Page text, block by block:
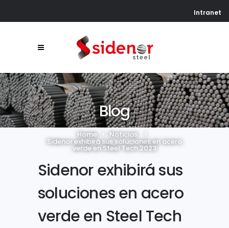
Intranet
Blog
Home Noticias
Sidenor exhibirá sus soluciones en acero
verde en Steel Tech 2023
Sidenor exhibirá sus
soluciones en acero
verde en Steel Tech